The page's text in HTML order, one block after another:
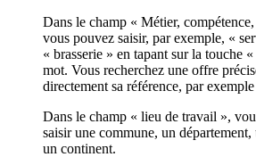
Dans le champ « Métier,
vous pouvez saisir, par exemple, «
« brasserie » en tapant sur la touche
mot. Vous recherchez une offre
directement sa référence, par
Dans le champ « lieu de travail »,
saisir une commune, un
un continent.